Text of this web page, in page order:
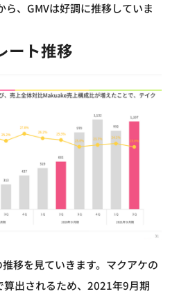
、GMVは好調に推移していま
ート推移
移を見ていきます。マクアケの
出されるため、2021年9月期